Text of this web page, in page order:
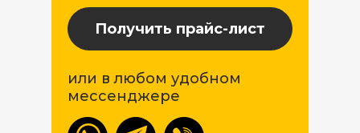
Получить прайс-лист
или в любом удобном
мессенджере